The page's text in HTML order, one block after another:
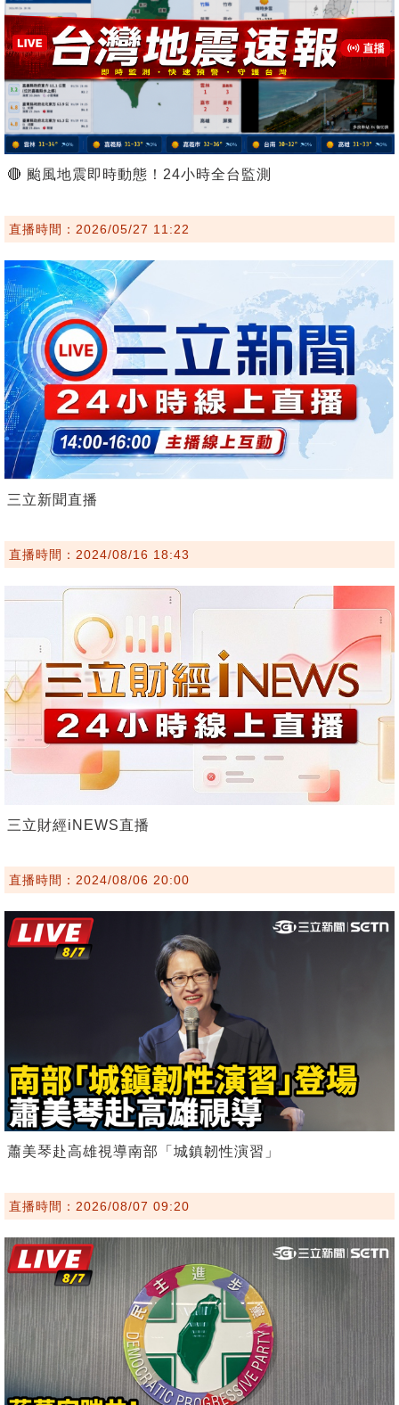
🔴 颱風地震即時動態！24小時全台監測
直播時間：2026/05/27 11:22
三立新聞直播
直播時間：2024/08/16 18:43
三立財經iNEWS直播
直播時間：2024/08/06 20:00
蕭美琴赴高雄視導南部「城鎮韌性演習」
直播時間：2026/08/07 09:20